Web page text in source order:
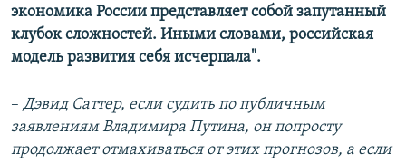
экономика России представляет собой запутанный
клубок сложностей. Иными словами, российская
модель развития себя исчерпала".
– Дэвид Саттер, если судить по публичным
заявлениям Владимира Путина, он попросту
продолжает отмахиваться от этих прогнозов, а если